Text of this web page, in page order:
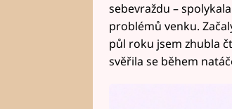
sebevraždu –
problémů venku.
půl roku jsem zhubla
svěřila se během